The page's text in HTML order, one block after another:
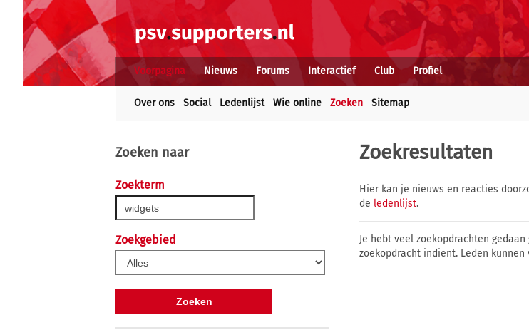
Voorpagina Nieuws Forums Interactief Club Profiel
Over ons Social Ledenlijst Wie online Zoeken Sitemap
Zoeken naar
Zoekterm
Zoekgebied
Zoekresultaten
Hier kan je nieuws en reacties
de ledenlijst.
Je hebt veel zoekopdrachten
zoekopdracht indient. Leden kunnen